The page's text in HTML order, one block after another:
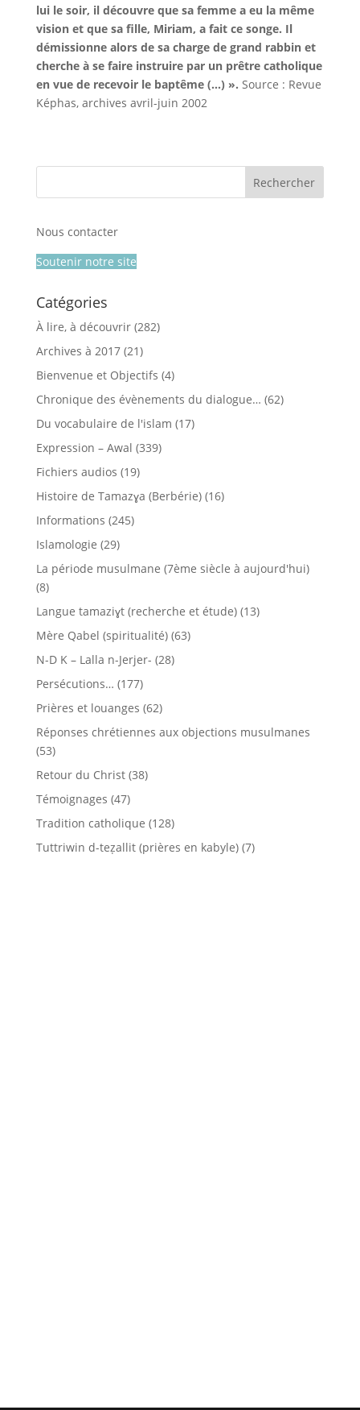
lui le soir, il découvre que sa femme a eu la même
vision et que sa fille, Miriam, a fait ce songe. Il
démissionne alors de sa charge de grand rabbin et
cherche à se faire instruire par un prêtre catholique
en vue de recevoir le baptême (…) ». Source : Revue
Képhas, archives avril-juin 2002
Nous contacter
Soutenir notre site
Catégories
À lire, à découvrir(282)
Archives à 2017(21)
Bienvenue et Objectifs (4)
Chronique des évènements du dialogue… (62)
Du vocabulaire de l'islam (17)
Expression – Awal (339)
Fichiers audios (19)
Histoire de Tamazɣa (Berbérie)(16)
Informations (245)
Islamologie (29)
La période musulmane (7ème siècle à aujourd'hui)
(8)
Langue tamaziɣt (recherche et étude)(13)
Mère Qabel (spiritualité)(63)
N-D K – Lalla n-Jerjer- (28)
Persécutions… (177)
Prières et louanges (62)
Réponses chrétiennes aux objections musulmanes
(53)
Retour du Christ(38)
Témoignages (47)
Tradition catholique (128)
Tuttriwin d-teẓallit (prières en kabyle)(7)